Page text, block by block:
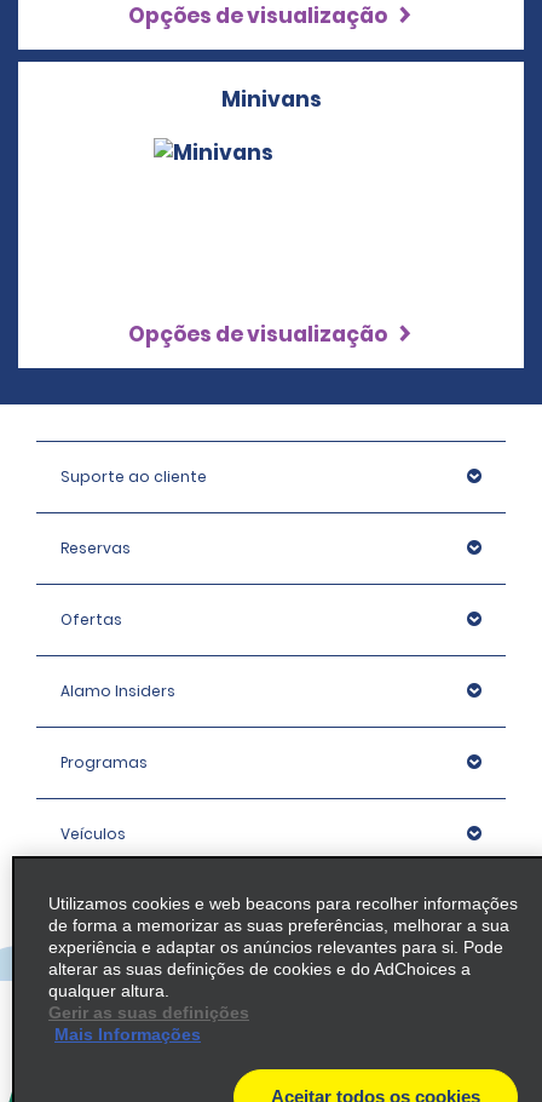
Opções de visualização
Minivans
Opções de visualização
Suporte ao cliente
Reservas
Ofertas
Alamo Insiders
Programas
Veículos
Agências
Empresa
Política / Mapa do Site
Utilizamos cookies e web beacons para recolher informações
de forma a memorizar as suas preferências, melhorar a sua
experiência e adaptar os anúncios relevantes para si. Pode
alterar as suas definições de cookies e do AdChoices a
qualquer altura.
Gerir as suas definições
Mais Informações
Aceitar todos os cookies